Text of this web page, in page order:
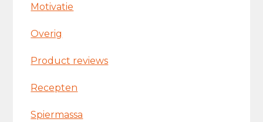
Motivatie
Overig
Product reviews
Recepten
Spiermassa